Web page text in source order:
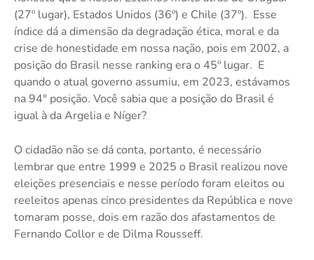
(27º lugar), Estados Unidos (36º) e Chile (37º). Esse
índice dá a dimensão da degradação ética, moral e da
crise de honestidade em nossa nação, pois em 2002, a
posição do Brasil nesse ranking era o 45º lugar. E
quando o atual governo assumiu, em 2023, estávamos
na 94° posição. Você sabia que a posição do Brasil é
igual à da Argelia e Níger?
O cidadão não se dá conta, portanto, é necessário
lembrar que entre 1999 e 2025 o Brasil realizou nove
eleições presenciais e nesse período foram eleitos ou
reeleitos apenas cinco presidentes da República e nove
tomaram posse, dois em razão dos afastamentos de
Fernando Collor e de Dilma Rousseff.